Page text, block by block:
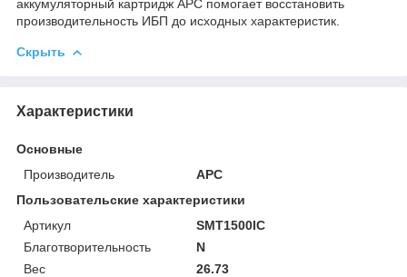
аккумуляторный картридж APC помогает восстановить
производительность ИБП до исходных характеристик.
Скрыть
Характеристики
Основные
Производитель
APC
Пользовательские характеристики
Артикул
SMT1500IC
Благотворительность
N
Вес
26.73